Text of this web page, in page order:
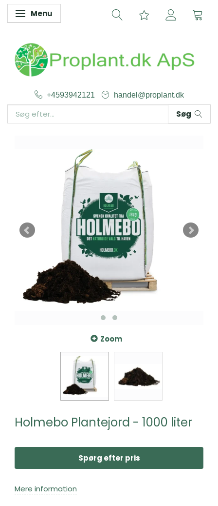
Skifte navigation
Menu
+4593942121 handel@proplant.dk
Søg
Zoom
Holmebo Plantejord - 1000 liter
Spørg efter pris
Mere information